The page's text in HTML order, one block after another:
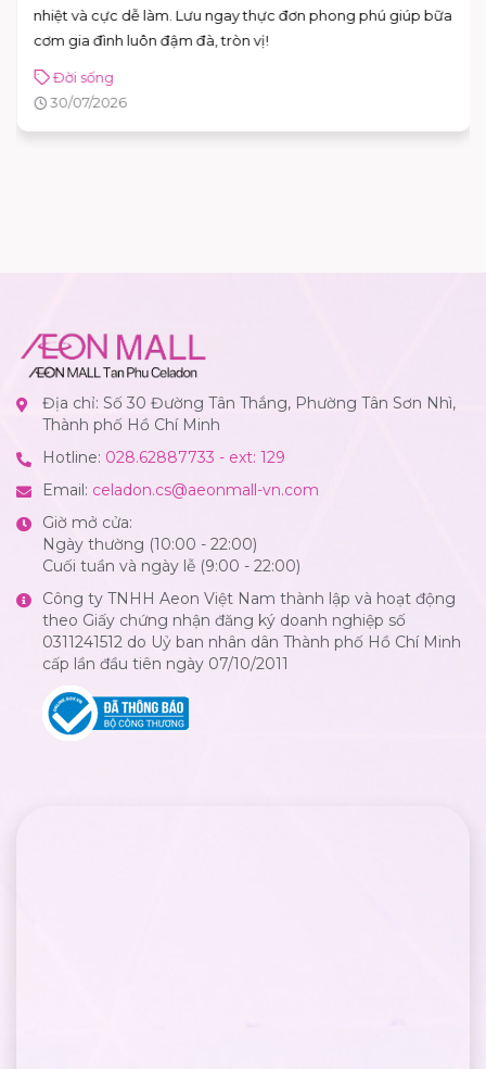
nhiệt và cực dễ làm. Lưu ngay thực đơn phong phú giúp bữa
cơm gia đình luôn đậm đà, tròn vị!
Đời sống
30/07/2026
Địa chỉ: Số 30 Đường Tân Thắng, Phường Tân Sơn Nhì,
Thành phố Hồ Chí Minh
Hotline: 028.62887733 - ext: 129
Email: celadon.cs@aeonmall-vn.com
Giờ mở cửa:
Ngày thường (10:00 - 22:00)
Cuối tuần và ngày lễ (9:00 - 22:00)
Công ty TNHH Aeon Việt Nam thành lập và hoạt động
theo Giấy chứng nhận đăng ký doanh nghiệp số
0311241512 do Uỷ ban nhân dân Thành phố Hồ Chí Minh
cấp lần đầu tiên ngày 07/10/2011